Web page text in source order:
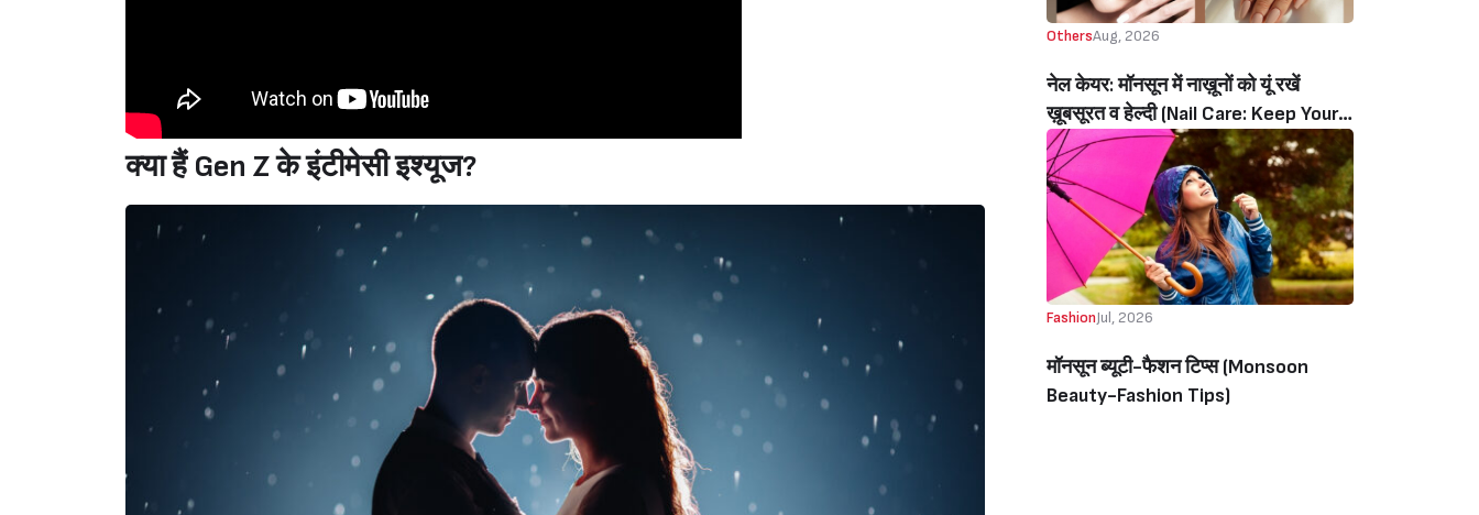
क्या हैं Gen Z के इंटीमेसी इश्यूज?
OthersAug, 2026
नेल‌ केयर: मॉनसून में नाख़ूनों को यूं रखें
ख़ूबसूरत व हेल्दी (Nail Care: Keep Your
Nails Beautiful And Healthy During
The Monsoon)
FashionJul, 2026
मॉनसून ब्यूटी-फैशन टिप्स (Monsoon
Beauty-Fashion Tips)